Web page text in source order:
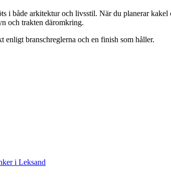
i både arkitektur och livsstil. När du planerar
och trakten däromkring.
branschreglerna och en finish som håller.
i Leksand